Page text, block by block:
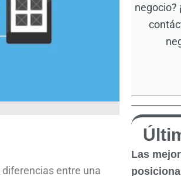
entre una
negocio?
Las